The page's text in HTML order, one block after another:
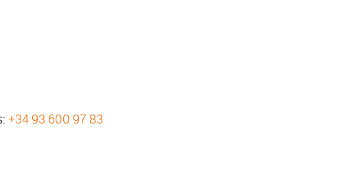
+34 93 600 97 83